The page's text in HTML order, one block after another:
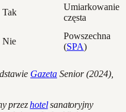
Tak
Umiarkowanie
częsta
Nie
Powszechna
(SPA)
Gazeta Senior (2024),
przezhotelsanatoryjny